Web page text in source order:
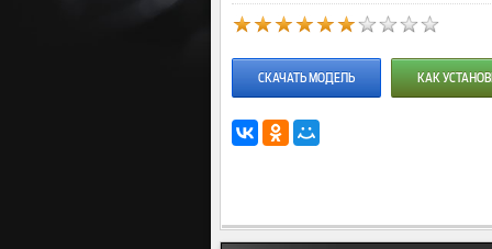
СКАЧАТЬ МОДЕЛЬ КАК